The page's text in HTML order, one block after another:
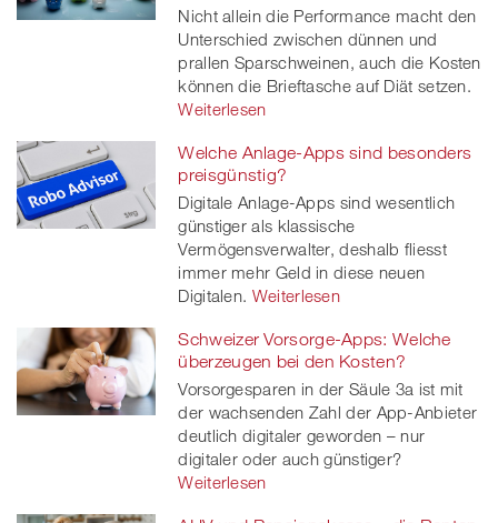
Nicht allein die Performance macht den
Unterschied zwischen dünnen und
prallen Sparschweinen, auch die Kosten
können die Brieftasche auf Diät setzen.
Weiterlesen
Welche Anlage-Apps sind besonders
preisgünstig?
Digitale Anlage-Apps sind wesentlich
günstiger als klassische
Vermögensverwalter, deshalb fliesst
immer mehr Geld in diese neuen
Digitalen. Weiterlesen
Schweizer Vorsorge-Apps: Welche
überzeugen bei den Kosten?
Vorsorgesparen in der Säule 3a ist mit
der wachsenden Zahl der App-Anbieter
deutlich digitaler geworden – nur
digitaler oder auch günstiger?
Weiterlesen